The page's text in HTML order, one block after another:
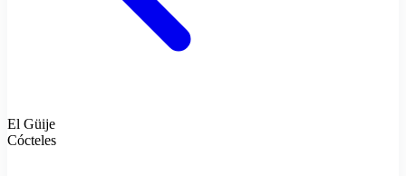
El Güije
Cócteles